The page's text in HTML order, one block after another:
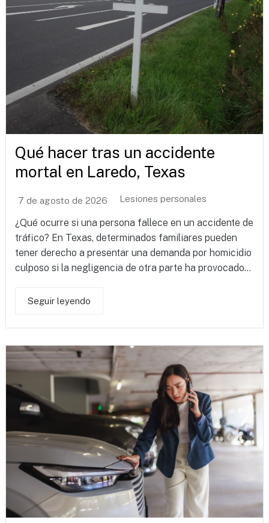
Qué hacer tras un accidente
mortal en Laredo, Texas
7 de agosto de 2026 Lesiones personales
¿Qué ocurre si una persona fallece en un accidente de
tráfico? En Texas, determinados familiares pueden
tener derecho a presentar una demanda por homicidio
culposo si la negligencia de otra parte ha provocado...
Seguir leyendo